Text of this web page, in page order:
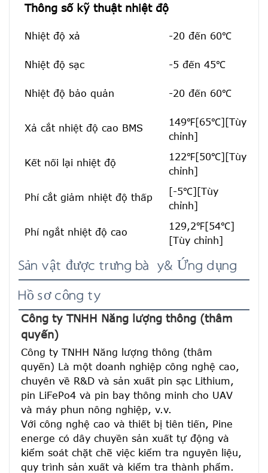
Thông số kỹ thuật nhiệt độ
Nhiệt độ xả -20 đến 60℃
Nhiệt độ sạc
-5 đến 45℃
Nhiệt độ bảo quản -20 đến 60℃
Xả cắt nhiệt độ cao BMS
149℉[65℃][Tùy
chỉnh]
Kết nối lại nhiệt độ
122℉[50℃][Tùy
chỉnh]
Phí cắt giảm nhiệt độ thấp
[-5℃][Tùy
chỉnh]
Phí ngắt nhiệt độ cao
129,2℉[54℃]
[Tùy chỉnh]
Sản vật được trưng bày& Ứng dụng
Hồ sơ công ty
Công ty TNHH Năng lượng thông (thâm
quyến)
Công ty TNHH Năng lượng thông (thâm
quyến) Là một doanh nghiệp công nghệ cao,
chuyên về R&D và sản xuất pin sạc Lithium,
pin LiFePo4 và pin bay thông minh cho UAV
và máy phun nông nghiệp, v.v.
Với công nghệ cao và thiết bị tiên tiến, Pine
energe có dây chuyền sản xuất tự động và
kiểm soát chặt chẽ việc kiểm tra nguyên liệu,
quy trình sản xuất và kiểm tra thành phẩm.